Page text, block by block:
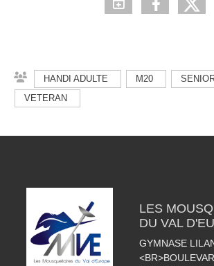
HANDI ADULTE M20
VETERAN
LES
DU VAL
GYMNASE